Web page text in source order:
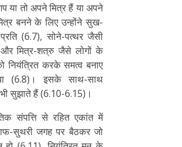
या तो अपने मित्र हैं या अपने
बनने के लिए उन्होंने सुख-
(6.7), सोने-पत्थर जैसी
मित्र-शत्रु जैसे लोगों के
नियंत्रित करके समत्व बनाए
(6.8)। इसके साथ-साथ
भी सुझाते हैं (6.10-6.15)।
संपत्ति से रहित एकांत में
सुथरी जगह पर बैठकर जो